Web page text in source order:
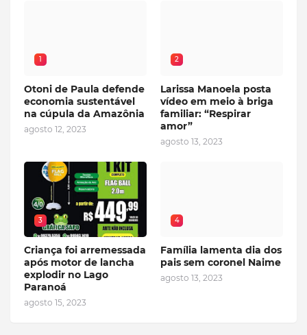
1
Otoni de Paula defende
economia sustentável
na cúpula da Amazônia
agosto 12, 2023
2
Larissa Manoela posta
vídeo em meio à briga
familiar: “Respirar
amor”
agosto 13, 2023
3
Criança foi arremessada
após motor de lancha
explodir no Lago
Paranoá
agosto 15, 2023
4
Família lamenta dia dos
pais sem coronel Naime
agosto 13, 2023